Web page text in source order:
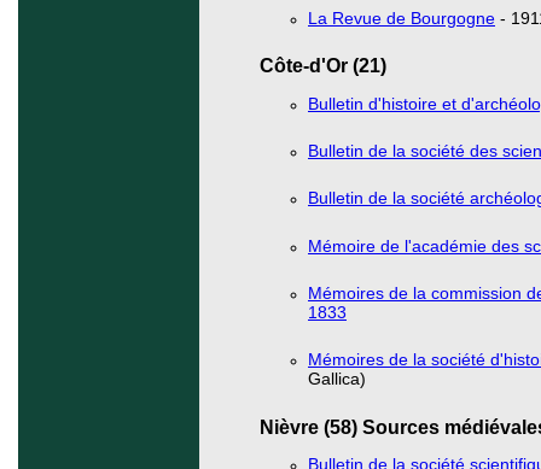
La Revue de Bourgogne -
Côte-d'Or (21)
Bulletin d'histoire et
Bulletin de la société des
Bulletin de la société
Mémoire de l'académie des
Mémoires de la commission
1833
Mémoires de la société
Gallica)
Nièvre (58) Sources
Bulletin de la société